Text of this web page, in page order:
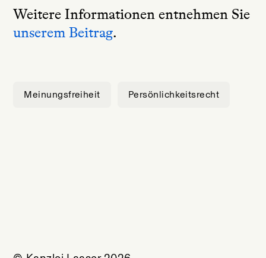
Weitere Informationen entnehmen Sie
unserem Beitrag.
Meinungsfreiheit Persönlichkeitsrecht